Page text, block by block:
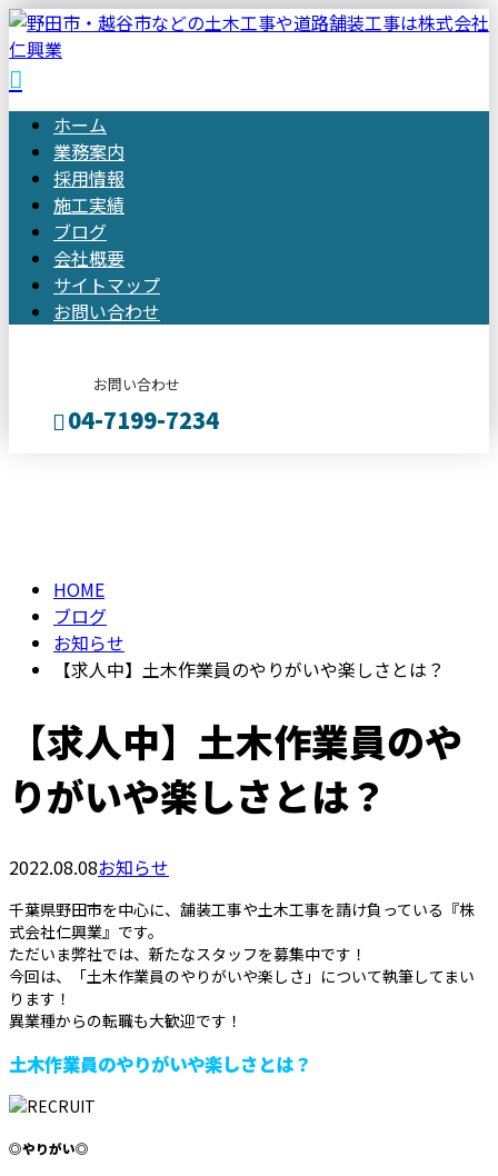
ホーム
業務案内
採用情報
施工実績
ブログ
会社概要
サイトマップ
お問い合わせ
お問い合わせ
04-7199-7234
HOME
ブログ
お知らせ
【求人中】土木作業員のやりがいや楽しさとは？
【求人中】土木作業員のや
りがいや楽しさとは？
2022.08.08お知らせ
千葉県野田市を中心に、舗装工事や土木工事を請け負っている『株
式会社仁興業』です。
ただいま弊社では、新たなスタッフを募集中です！
今回は、「土木作業員のやりがいや楽しさ」について執筆してまい
ります！
異業種からの転職も大歓迎です！
土木作業員のやりがいや楽しさとは？
◎やりがい◎